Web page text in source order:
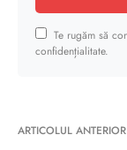
Te rugăm să
confidențialitate.
ARTICOLUL ANTERIOR